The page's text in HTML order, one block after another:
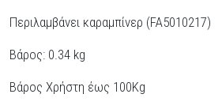
Περιλαμβάνει καραμπίνερ (FA5010217)
Βάρος: 0.34 kg
Βάρος Χρήστη έως 100Kg